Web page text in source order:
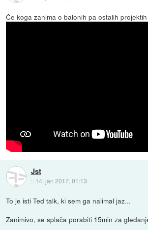
Če koga zanima o balonih pa ostalih
Jst
:: 14. jan 2017, 01:13
To je isti Ted talk, ki sem ga nalimal jaz...
Zanimivo, se splača porabiti 15min za